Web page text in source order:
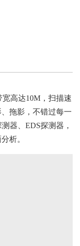
高达10M，扫描速
拖影，不错过每一
器、EDS探测器，
析。